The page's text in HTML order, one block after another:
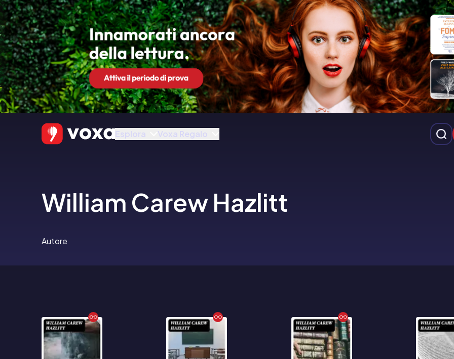
Esplora Voxa Regalo
William Carew Hazlitt
Autore